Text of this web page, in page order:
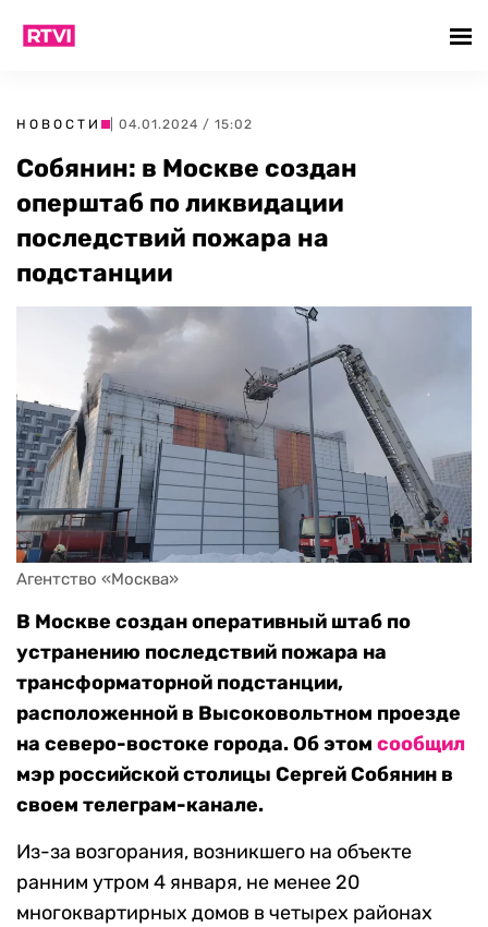
НОВОСТИ | 04.01.2024 / 15:02
Собянин: в Москве создан
оперштаб по ликвидации
последствий пожара на
подстанции
Агентство «Москва»
В Москве создан оперативный штаб по
устранению последствий пожара на
трансформаторной подстанции,
расположенной в Высоковольтном проезде
на северо-востоке города. Об этом сообщил
мэр российской столицы Сергей Собянин в
своем телеграм-канале.
Из-за возгорания, возникшего на объекте
ранним утром 4 января, не менее 20
многоквартирных домов в четырех районах